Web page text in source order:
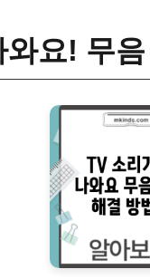
요! 무